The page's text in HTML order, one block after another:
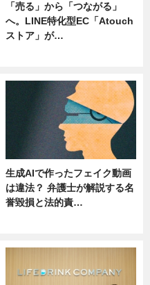
「売る」から「つながる」
へ。LINE特化型EC「Atouch
ストア」が…
生成AIで作ったフェイク動画
は違法？ 弁護士が解説する名
誉毀損と法的責…